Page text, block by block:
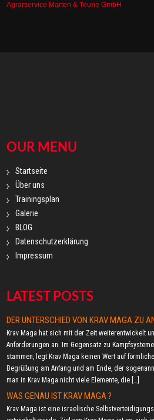
Agrarservice Marten & Teune GmbH
OUR MENU
Startseite
Über uns
Trainingsplan
Galerie
BLOG
Datenschutzerklärung
Impressum
LATEST POSTS
DER UNTERSCHIED VON KRAV MAGA ZU
Krav Maga hat sich mit der Zeit weiterentwickelt
Anforderungen an. Im Gegensatz zu
stammen, legt Krav Maga keinen Wert auf
Begrüßung am Anfang und am Ende, der
man in Krav Maga nicht viele Elemente, die […]
WAS GENAU IST KRAV MAGA ?
Krav Maga ist eine israelische